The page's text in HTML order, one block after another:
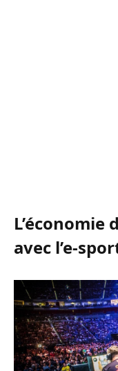
avec l’e-